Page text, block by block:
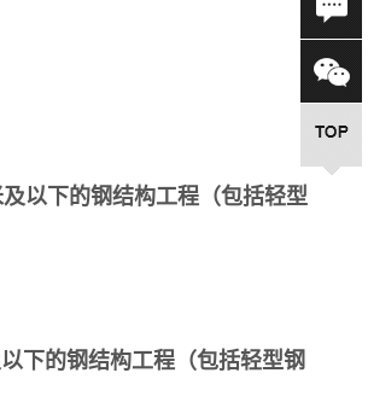
以下的钢结构工程（包括轻型
下的钢结构工程（包括轻型钢